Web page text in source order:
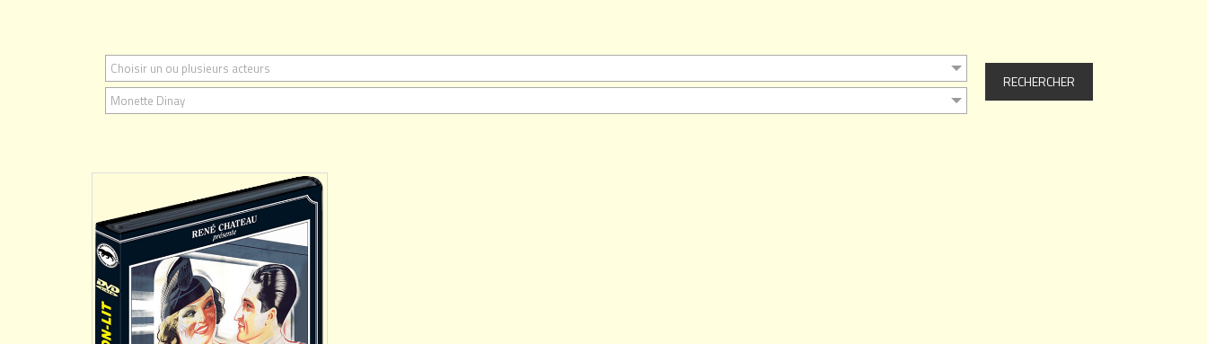
Choisir un ou plusieurs acteurs
Monette Dinay
AJOUTER